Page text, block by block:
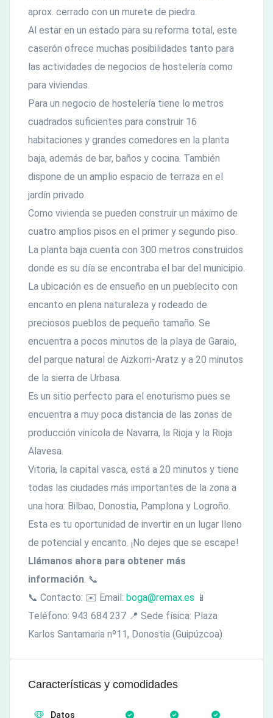
aprox. cerrado con un murete de piedra.
Al estar en un estado para su reforma total, este
caserón ofrece muchas posibilidades tanto para
las actividades de negocios de hostelería como
para viviendas.
Para un negocio de hostelería tiene lo metros
cuadrados suficientes para construir 16
habitaciones y grandes comedores en la planta
baja, además de bar, baños y cocina. También
dispone de un amplio espacio de terraza en el
jardín privado.
Como vivienda se pueden construir un máximo de
cuatro amplios pisos en el primer y segundo piso.
La planta baja cuenta con 300 metros construidos
donde es su día se encontraba el bar del municipio.
La ubicación es de ensueño en un pueblecito con
encanto en plena naturaleza y rodeado de
preciosos pueblos de pequeño tamaño. Se
encuentra a pocos minutos de la playa de Garaio,
del parque natural de Aizkorri-Aratz y a 20 minutos
de la sierra de Urbasa.
Es un sitio perfecto para el enoturismo pues se
encuentra a muy poca distancia de las zonas de
producción vinícola de Navarra, la Rioja y la Rioja
Alavesa.
Vitoria, la capital vasca, está a 20 minutos y tiene
todas las ciudades más importantes de la zona a
una hora: Bilbao, Donostia, Pamplona y Logroño.
Esta es tu oportunidad de invertir en un lugar lleno
de potencial y encanto. ¡No dejes que se escape!
Llámanos ahora para obtener más
información. 📞
📞 Contacto: ✉️ Email: boga@remax.es 📱
Teléfono: 943 684 237 📍 Sede física: Plaza
Karlos Santamaria nº11, Donostia (Guipúzcoa)
Características y comodidades
Datos